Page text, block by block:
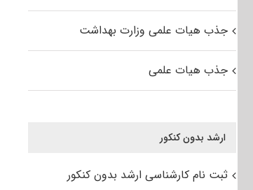
جذب هیات علمی وزارت بهداشت
جذب هیات علمی
ارشد بدون کنکور
ثبت نام کارشناسی ارشد بدون کنکور